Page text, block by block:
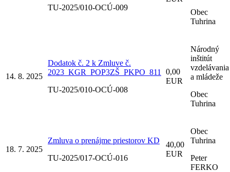
TU-2025/010-OCÚ-009
Obec
Tuhrina
14. 8. 2025
Dodatok č. 2 k Zmluve č.
2023_KGR_POP3ZŠ_PKPO_811
TU-2025/010-OCÚ-008
0,00
EUR
Národný
inštitút
vzdelávania
a mládeže
Obec
Tuhrina
18. 7. 2025
Zmluva o prenájme priestorov KD
TU-2025/017-OCÚ-016
40,00
EUR
Obec
Tuhrina
Peter
FERKO